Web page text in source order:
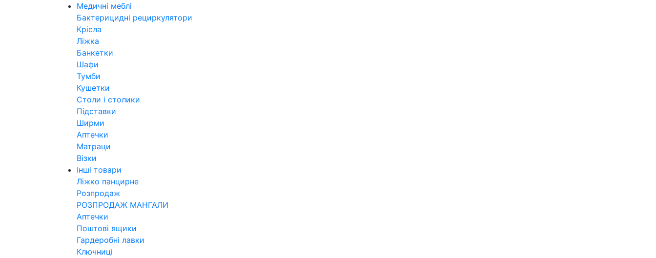
Медичні меблі
Бактерицидні рециркулятори
Крісла
Ліжка
Банкетки
Шафи
Тумби
Кушетки
Столи і столики
Підставки
Ширми
Аптечки
Матраци
Візки
Інші товари
Ліжко панцирне
Розпродаж
РОЗПРОДАЖ МАНГАЛИ
Аптечки
Поштові ящики
Гардеробні лавки
Ключниці